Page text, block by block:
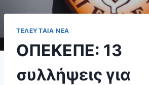
ΤΕΛΕΥΤΑΊΑ ΝΈΑ
ΟΠΕΚΕΠΕ: 13
συλλήψεις για